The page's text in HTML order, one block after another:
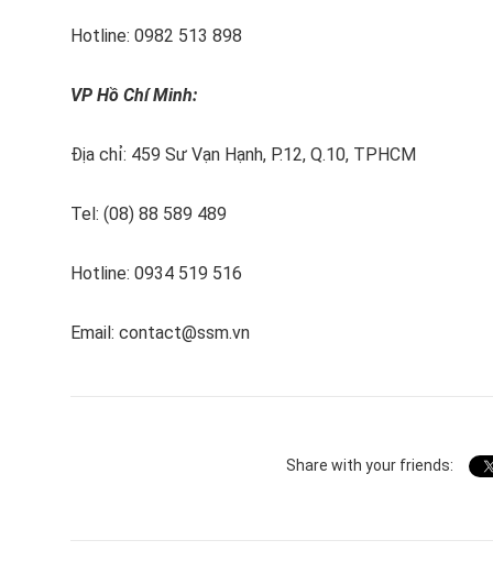
Hotline: 0982 513 898
VP Hồ Chí Minh:
Địa chỉ: 459 Sư Vạn Hạnh, P.12, Q.10, TPHCM
Tel: (08) 88 589 489
Hotline: 0934 519 516
Email: contact@ssm.vn
Share with your friends: